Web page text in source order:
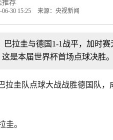
推荐
06-30 15:25 来源：央视新闻
巴拉圭与德国1-1战平，加时赛
是本届世界杯首场点球决胜。
拉圭队点球大战战胜德国队，
圭。